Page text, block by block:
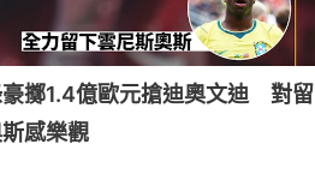
擲1.4億歐元搶迪奧文迪 對留
感樂觀